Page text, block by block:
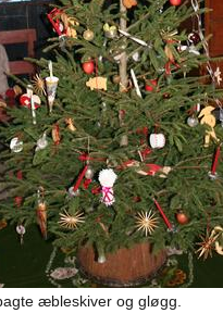
æbleskiver og gløgg.